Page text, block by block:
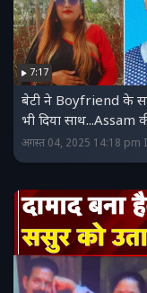
7:17
बेटी ने Boyfriend के
भी दिया साथ...Assam
अगस्त 04, 2025 14:18 pm